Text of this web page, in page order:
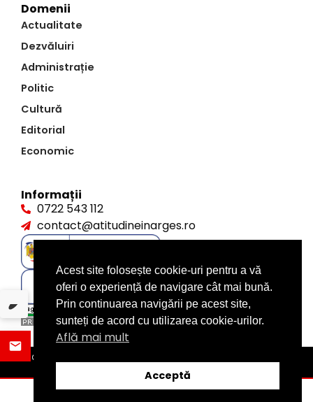
Domenii
Actualitate
Dezvăluiri
Administrație
Politic
Cultură
Editorial
Economic
Informații
0722 543 112
contact@atitudineinarges.ro
©2026 Atitudine în Argeș. Toate drepturile rezervate
design byXITE.ro
Acest site folosește cookie-uri pentru a vă
oferi o experiență de navigare cât mai bună.
Prin continuarea navigării pe acest site,
sunteți de acord cu utilizarea cookie-urilor.
Află mai mult
Acceptă